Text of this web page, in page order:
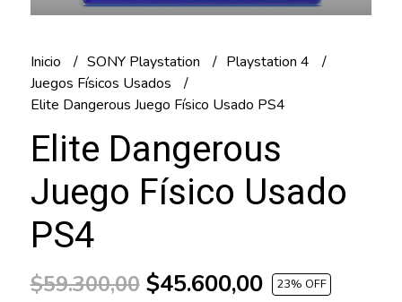
Inicio SONY Playstation
Playstation 4
Juegos Físicos Usados
Elite Dangerous Juego Físico Usado PS4
Elite Dangerous
Juego Físico Usado
PS4
$59.300,00$45.600,00 23% OFF